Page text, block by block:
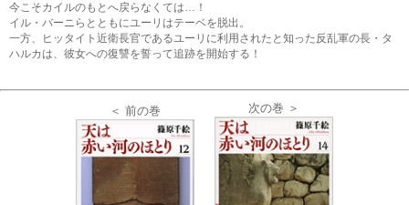
今こそカイルのもとへ戻らなくては…！
イル・バーニらとともにユーリはテーベを脱出。
一方、ヒッタイト近衛長官であるユーリに利用されたと知った反乱軍の長・タ
ハルカは、彼女への復讐を誓って追跡を開始する！
＜ 前の巻 次の巻 ＞